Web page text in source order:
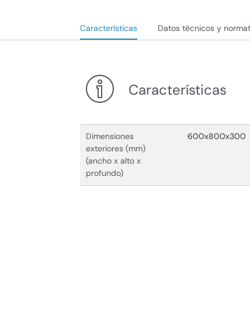
Características Datos técnicos y
Características
Dimensiones
exteriores (mm)
(ancho x alto x
profundo)
600x800x300